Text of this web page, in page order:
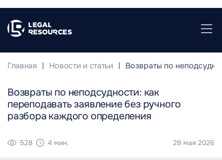
Главная Новости и статьи Возвраты по
Возвраты по неподсудности: как
переподавать заявление без ручного
разбора каждого определения
528 4 мин. 28 мая 2026